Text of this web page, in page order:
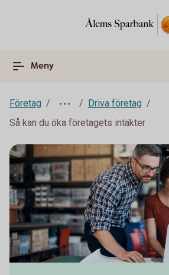
Meny
Företag
Driva företag
Så kan du öka företagets intäkter